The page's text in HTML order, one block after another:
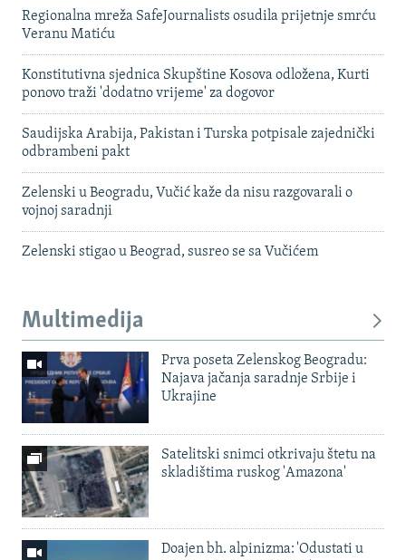
Regionalna mreža SafeJournalists osudila prijetnje smrću
Veranu Matiću
Konstitutivna sjednica Skupštine Kosova odložena, Kurti
ponovo traži 'dodatno vrijeme' za dogovor
Saudijska Arabija, Pakistan i Turska potpisale zajednički
odbrambeni pakt
Zelenski u Beogradu, Vučić kaže da nisu razgovarali o
vojnoj saradnji
Zelenski stigao u Beograd, susreo se sa Vučićem
Multimedija
Prva poseta Zelenskog Beogradu:
Najava jačanja saradnje Srbije i
Ukrajine
Satelitski snimci otkrivaju štetu na
skladištima ruskog 'Amazona'
Doajen bh. alpinizma: 'Odustati u